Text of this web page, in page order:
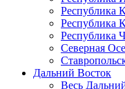
Республика
Республика
Республика
Северная
Дальний Восток
Весь